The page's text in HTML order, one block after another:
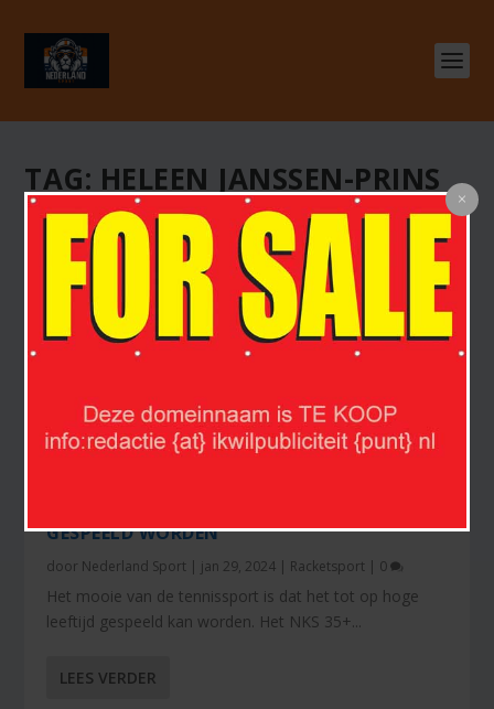
TAG: HELEEN JANSSEN-PRINS
GESPEELD WORDEN
door Nederland Sport | jan 29, 2024 | Racketsport | 0
Het mooie van de tennissport is dat het tot op hoge
leeftijd gespeeld kan worden. Het NKS 35+...
LEES VERDER